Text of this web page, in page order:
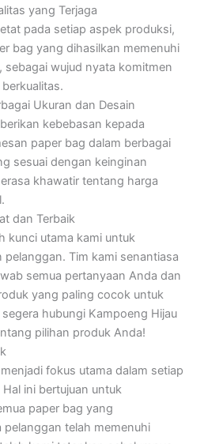
yang Terjaga
pada setiap aspek produksi,
bag yang dihasilkan memenuhi
sebagai wujud nyata komitmen
Ukuran dan Desain
kebebasan kepada
paper bag dalam berbagai
sesuai dengan keinginan
khawatir tentang harga
dan Terbaik
kunci utama kami untuk
pelanggan. Tim kami senantiasa
semua pertanyaan Anda dan
yang paling cocok untuk
hubungi Kampoeng Hijau
pilihan produk Anda!
fokus utama dalam setiap
ini bertujuan untuk
paper bag yang
telah memenuhi